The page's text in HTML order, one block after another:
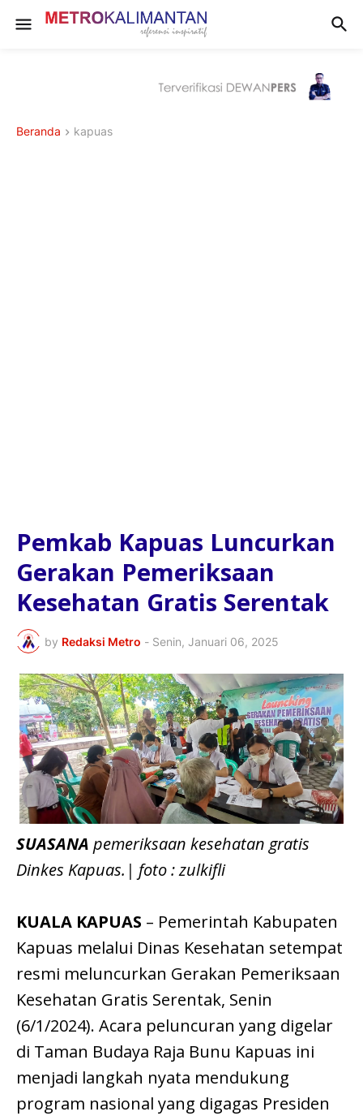
Beranda kapuas
Pemkab Kapuas Luncurkan
Gerakan Pemeriksaan
Kesehatan Gratis Serentak
by Redaksi Metro - Senin, Januari 06, 2025
SUASANA pemeriksaan kesehatan gratis
Dinkes Kapuas.| foto : zulkifli
KUALA KAPUAS – Pemerintah Kabupaten
Kapuas melalui Dinas Kesehatan setempat
resmi meluncurkan Gerakan Pemeriksaan
Kesehatan Gratis Serentak, Senin
(6/1/2024). Acara peluncuran yang digelar
di Taman Budaya Raja Bunu Kapuas ini
menjadi langkah nyata mendukung
program nasional yang digagas Presiden